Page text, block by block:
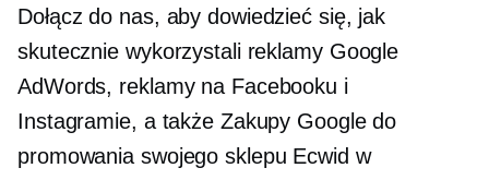
Dołącz do nas, aby dowiedzieć się, jak
skutecznie wykorzystali reklamy Google
AdWords, reklamy na Facebooku i
Instagramie, a także Zakupy Google do
promowania swojego sklepu Ecwid w